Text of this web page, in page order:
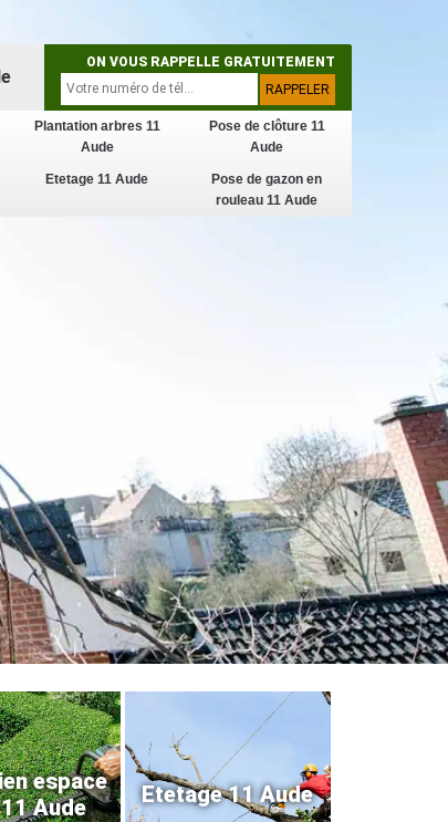
Plantation arbres 11
Aude
Pose de clôture 11
Aude
Etetage 11 Aude
Pose de gazon en
rouleau 11 Aude
ON VOUS RAPPELLE GRATUITEMENT
espace
Aude
Etetage 11 Aude